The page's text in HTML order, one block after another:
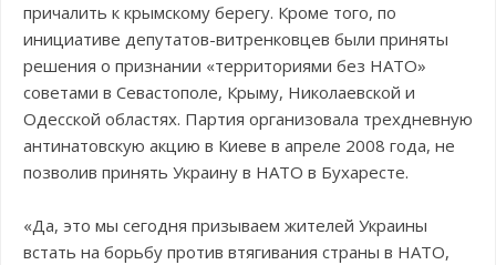
причалить к крымскому берегу. Кроме того, по
инициативе депутатов-витренковцев были приняты
решения о признании «территориями без НАТО»
советами в Севастополе, Крыму, Николаевской и
Одесской областях. Партия организовала трехдневную
антинатовскую акцию в Киеве в апреле 2008 года, не
позволив принять Украину в НАТО в Бухаресте.
«Да, это мы сегодня призываем жителей Украины
встать на борьбу против втягивания страны в НАТО,